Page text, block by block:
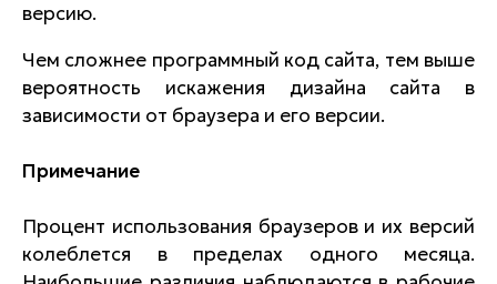
версию.
Чем сложнее программный код сайта, тем выше
вероятность искажения дизайна сайта в
зависимости от браузера и его версии.
Примечание
Процент использования браузеров и их версий
колеблется в пределах одного месяца.